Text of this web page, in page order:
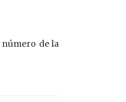
de la